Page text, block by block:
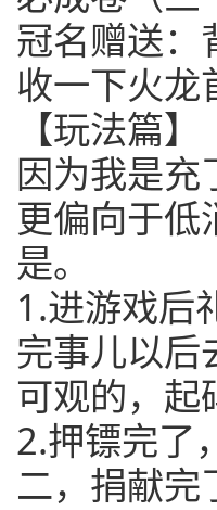
冠名赠送：
收一下火龙
【玩法篇】
因为我是充
更偏向于低
是。
1.进游戏后
完事儿以后
可观的，起
2.押镖完了
二，捐献完